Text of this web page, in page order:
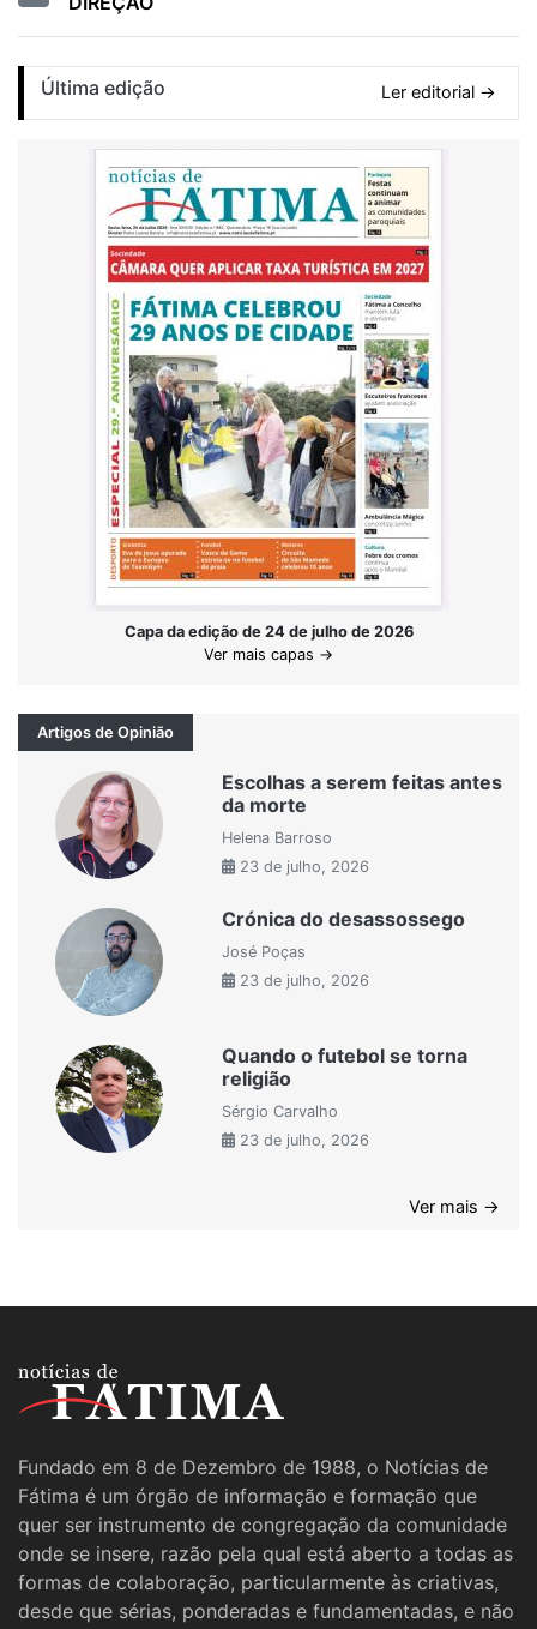
Última edição Ler editorial →
Capa da edição de 24 de julho de 2026
Ver mais capas →
Artigos de Opinião
Escolhas a serem feitas antes
da morte
Helena Barroso
23 de julho, 2026
Crónica do desassossego
José Poças
23 de julho, 2026
Quando o futebol se torna
religião
Sérgio Carvalho
23 de julho, 2026
Ver mais →
Fundado em 8 de Dezembro de 1988, o Notícias de
Fátima é um órgão de informação e formação que
quer ser instrumento de congregação da comunidade
onde se insere, razão pela qual está aberto a todas as
formas de colaboração, particularmente às criativas,
desde que sérias, ponderadas e fundamentadas, e não